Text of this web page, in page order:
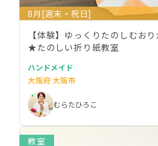
8月[週末・祝日]
【体験】ゆっくりたのしむお
★たのしい折り紙教室
ハンドメイド
大阪府 大阪市
むらたひろこ
教室